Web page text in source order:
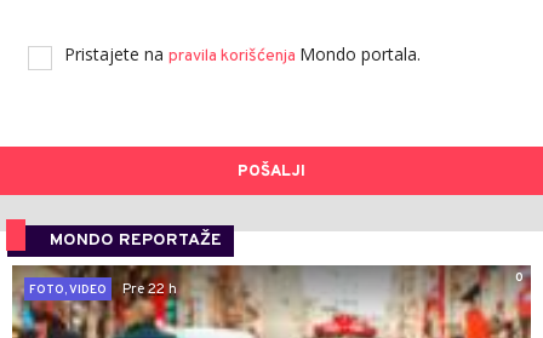
Pristajete na pravila korišćenja Mondo portala.
POŠALJI
MONDO REPORTAŽE
0
FOTO, VIDEO
Pre 22 h